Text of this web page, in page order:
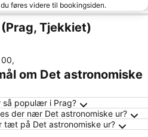
føres videre til bookingsiden.
Tjekkiet)
00,
om Det astronomiske
så populær i Prag?
der nær Det astronomiske ur?
tæt på Det astronomiske ur?